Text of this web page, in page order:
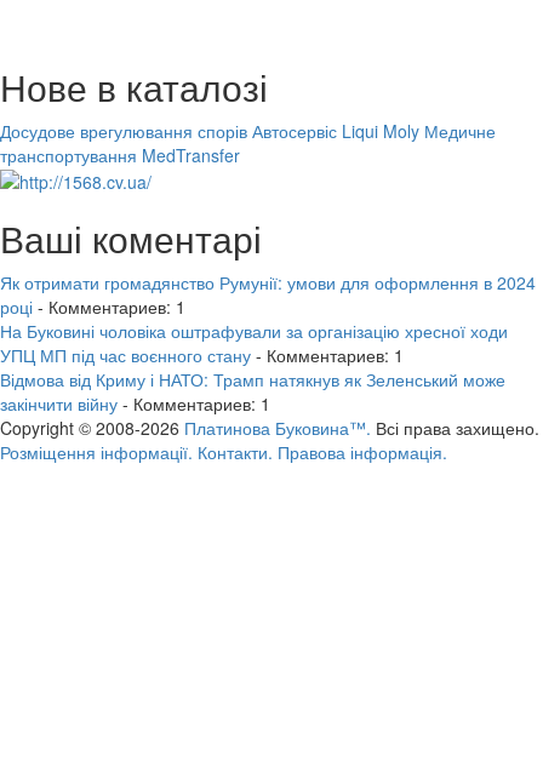
Нове в каталозі
Досудове врегулювання спорів Автосервіс Liqui Moly Медичне
транспортування MedTransfer
Ваші коментарі
Як отримати громадянство Румунії: умови для оформлення в 2024
році - Комментариев: 1
На Буковині чоловіка оштрафували за організацію хресної ходи
УПЦ МП під час воєнного стану - Комментариев: 1
Відмова від Криму і НАТО: Трамп натякнув як Зеленський може
закінчити війну - Комментариев: 1
Copyright © 2008-2026 Платинова Буковина™. Всі права захищено.
Розміщення інформації. Контакти. Правова інформація.